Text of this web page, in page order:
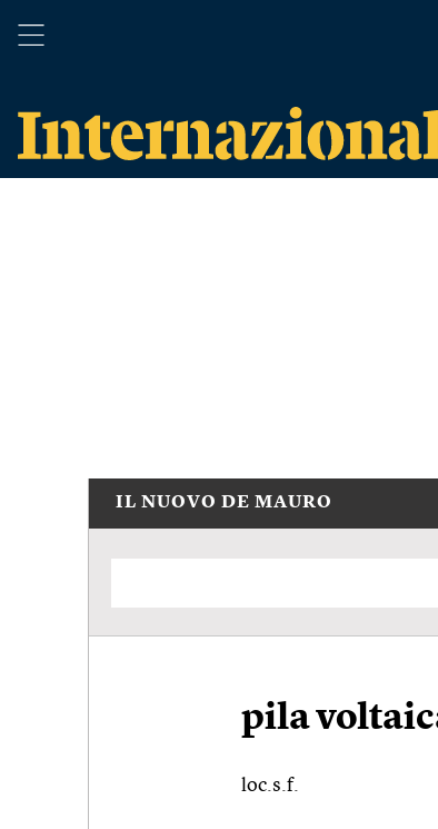
IL NUOVO DE MAURO
pila
loc.s.f.